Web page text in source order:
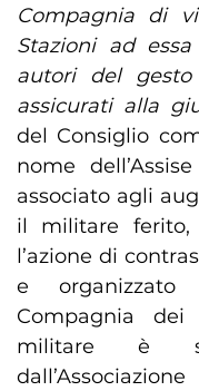
Compagnia di
Stazioni ad
autori del
assicurati alla
del Consiglio
nome
associato agli
il militare
l’azione di
e
Compagnia dei
militare è